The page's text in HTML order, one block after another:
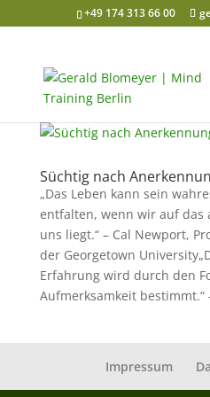
+49 174 313 66 00
Süchtig nach
„Das Leben kann sein
entfalten, wenn wir auf das
uns liegt.“ – Cal Newport,
der Georgetown
Erfahrung wird durch den
Aufmerksamkeit bestimmt.“
Impressum